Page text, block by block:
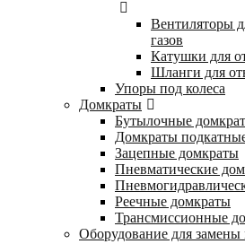
Вентиляторы
газов
Катушки для
Шланги для
Упоры под колеса
Домкраты
Бутылочные
Домкраты
Зацепные домкраты
Пневматические
Реечные домкраты
Трансмиссионные
Оборудование для замены